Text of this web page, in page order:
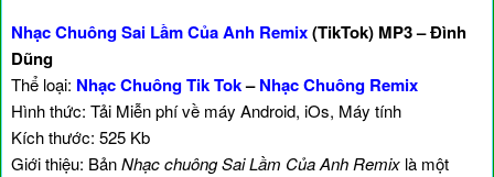
Nhạc Chuông Sai Lầm Của Anh Remix(TikTok) MP3 – Đình
Dũng
Thể loại: Nhạc Chuông Tik Tok–Nhạc Chuông Remix
Hình thức: Tải Miễn phí về máy Android, iOs, Máy tính
Kích thước: 525 Kb
Giới thiệu: BảnNhạc chuông Sai Lầm Của Anh Remix là một